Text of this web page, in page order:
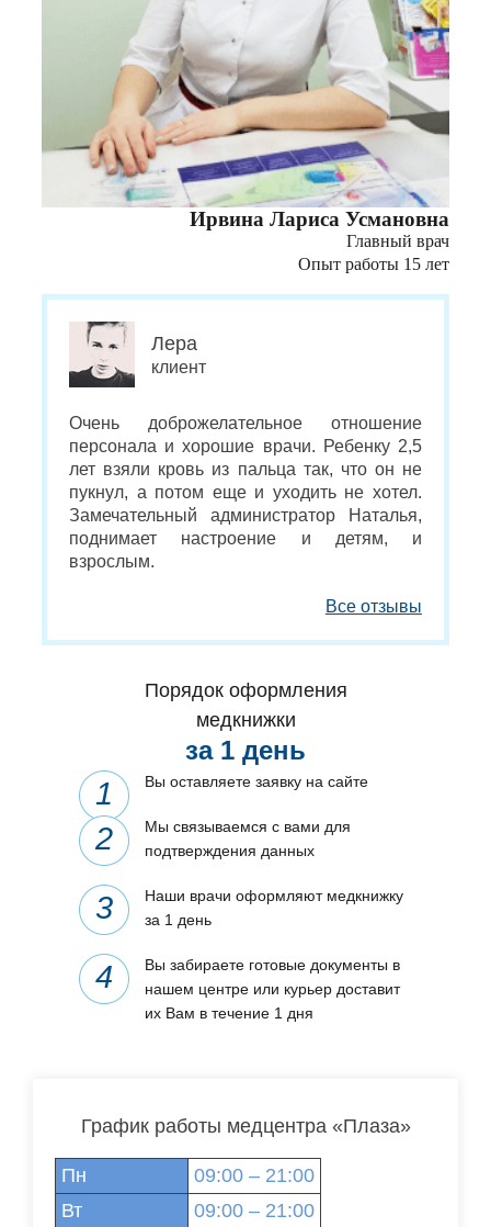
Ирвина Лариса Усмановна
Главный врач
Опыт работы 15 лет
Лера
клиент
Очень доброжелательное отношение
персонала и хорошие врачи. Ребенку 2,5
лет взяли кровь из пальца так, что он не
пукнул, а потом еще и уходить не хотел.
Замечательный администратор Наталья,
поднимает настроение и детям, и
взрослым.
Все отзывы
Порядок оформления
медкнижки
за 1 день
Вы оставляете заявку на сайте
Мы связываемся с вами для
подтверждения данных
Наши врачи оформляют медкнижку
за 1 день
Вы забираете готовые документы в
нашем центре или курьер доставит
их Вам в течение 1 дня
График работы медцентра «Плаза»
Пн
09:00 – 21:00
Вт
09:00 – 21:00